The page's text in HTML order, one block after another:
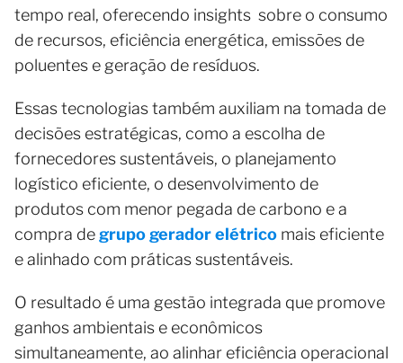
tempo real, oferecendo insights sobre o consumo
de recursos, eficiência energética, emissões de
poluentes e geração de resíduos.
Essas tecnologias também auxiliam na tomada de
decisões estratégicas, como a escolha de
fornecedores sustentáveis, o planejamento
logístico eficiente, o desenvolvimento de
produtos com menor pegada de carbono e a
compra degrupo gerador elétrico mais eficiente
e alinhado com práticas sustentáveis.
O resultado é uma gestão integrada que promove
ganhos ambientais e econômicos
simultaneamente, ao alinhar eficiência operacional